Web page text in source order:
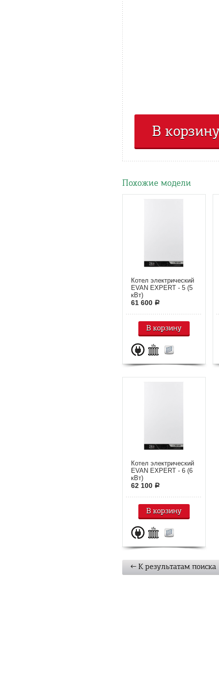
В
Похожие модели
Котел электрический
EVAN EXPERT - 5 (5
кВт)
61 600 a
В корзину
Котел электрический
EVAN EXPERT - 6 (6
кВт)
62 100 a
В корзину
← К результатам поиска